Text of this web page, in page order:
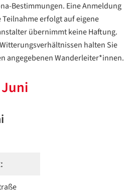
Bestimmungen. Eine Anmeldung
erfolgt auf eigene
übernimmt keine Haftung.
halten Sie
angegebenen Wanderleiter*innen.